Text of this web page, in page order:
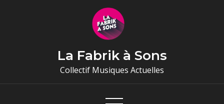
La Fabrik à Sons
Collectif Musiques Actuelles